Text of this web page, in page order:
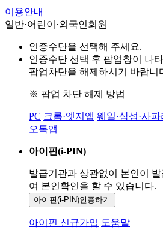
이용안내
일반·어린이·외국인회원
인증수단을 선택해 주세요.
인증수단 선택 후 팝업창이 나
팝업차단을 해제하시기 바랍니
※ 팝업 차단 해제 방법
PC 크롬·엣지앱 웨일·삼성·사파
오톡앱
아이핀(i-PIN)
발급기관과 상관없이 본인이
여 본인확인을 할 수 있습니다.
아이핀(i-PIN)인증하기
아이핀 신규가입 도움말